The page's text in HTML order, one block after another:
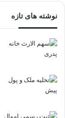
نوشته های تازه